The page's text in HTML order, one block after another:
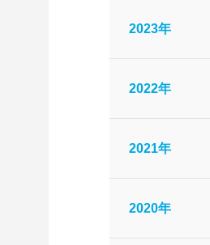
2023年
2022年
2021年
2020年